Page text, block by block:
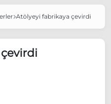
ziyaret edecek
kararı aldı
Atölyeyi fabrikaya çevirdi